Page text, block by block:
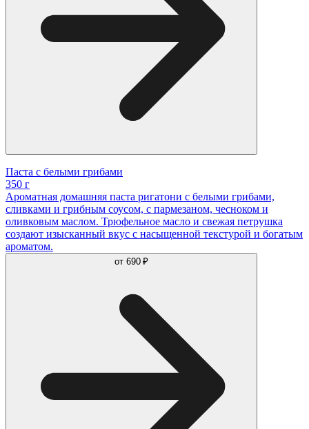
Паста с белыми грибами
350 г
Ароматная домашняя паста ригатони с белыми грибами,
сливками и грибным соусом, с пармезаном, чесноком и
оливковым маслом. Трюфельное масло и свежая петрушка
создают изысканный вкус с насыщенной текстурой и богатым
ароматом.
от 690 ₽